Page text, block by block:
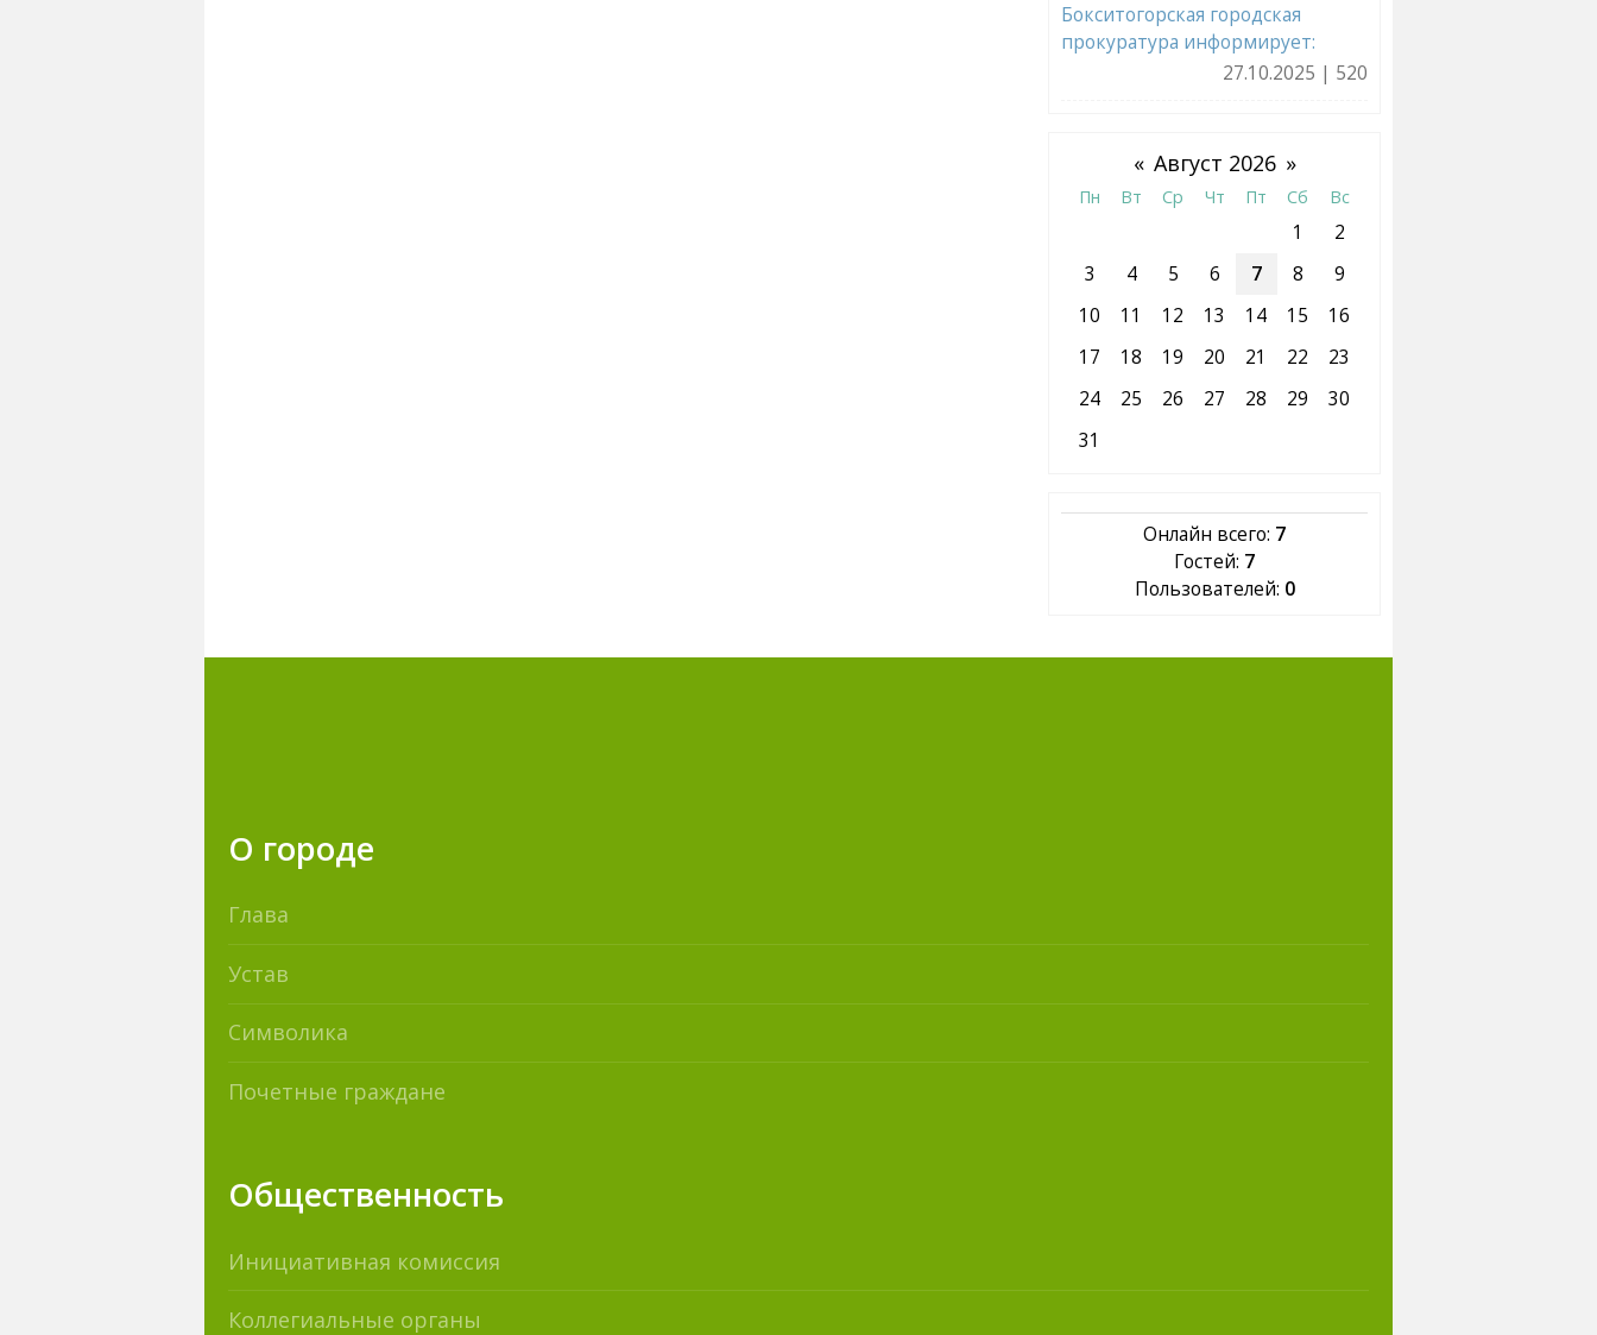
Бокситогорская городская
прокуратура информирует:
27.10.2025 | 520
« Август 2026 »
Пн Вт Ср Чт Пт Сб Вс
1
2
3
4 5 6 7 8
9
10
11 12 13 14 15
16
17
18 19 20 21 22
23
24
25 26 27 28 29
30
31
Онлайн всего: 7
Гостей: 7
Пользователей: 0
О городе
Глава
Устав
Символика
Почетные граждане
Общественность
Инициативная комиссия
Коллегиальные органы